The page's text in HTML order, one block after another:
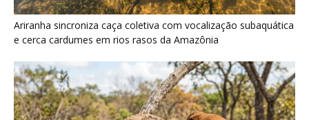
Ariranha sincroniza caça coletiva com vocalização subaquática
e cerca cardumes em rios rasos da Amazônia